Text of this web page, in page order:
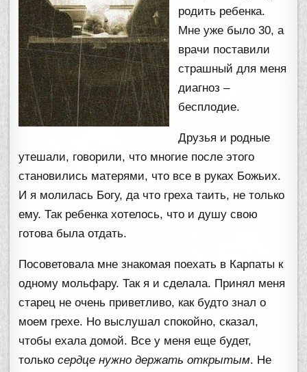
родить ребенка.
Мне уже было 30, а
врачи поставили
страшный для меня
диагноз –
бесплодие.
Друзья и родные
утешали, говорили, что многие после этого
становились матерями, что все в руках Божьих.
И я молилась Богу, да что греха таить, не только
ему. Так ребенка хотелось, что и душу свою
готова была отдать.
Посоветовала мне знакомая поехать в Карпаты к
одному мольфару. Так я и сделала. Принял меня
старец не очень приветливо, как будто знал о
моем грехе. Но выслушал спокойно, сказал,
чтобы ехала домой. Все у меня еще будет,
толькосердце нужно держать открытым. Не